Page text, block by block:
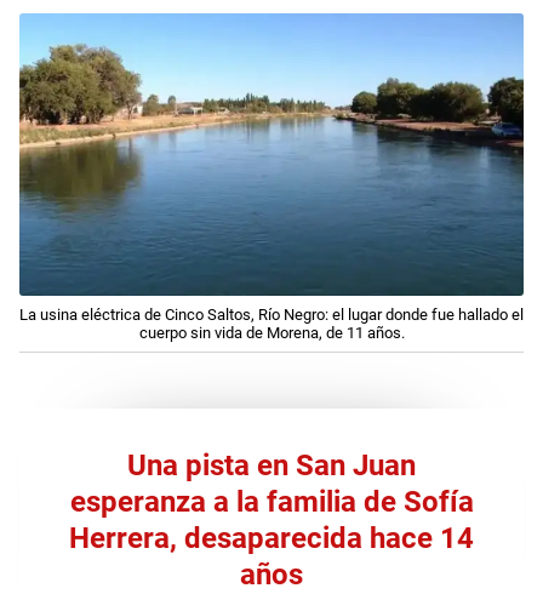
La usina eléctrica de Cinco Saltos, Río Negro: el lugar donde fue hallado el
cuerpo sin vida de Morena, de 11 años.
Una pista en San Juan
esperanza a la familia de Sofía
Herrera, desaparecida hace 14
años